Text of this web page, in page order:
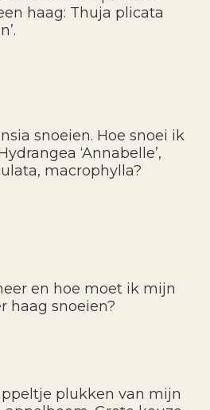
haag: Thuja plicata
snoeien. Hoe snoei ik
‘Annabelle’,
macrophylla?
en hoe moet ik mijn
haag snoeien?
plukken van mijn